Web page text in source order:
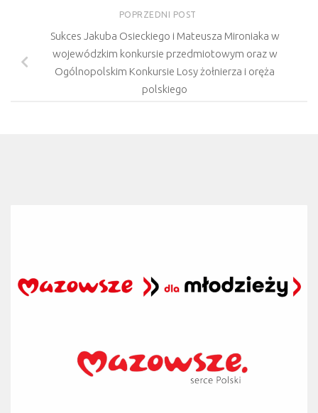
POPRZEDNI POST
Sukces Jakuba Osieckiego i Mateusza Mironiaka w
wojewódzkim konkursie przedmiotowym oraz w
Ogólnopolskim Konkursie Losy żołnierza i oręża
polskiego